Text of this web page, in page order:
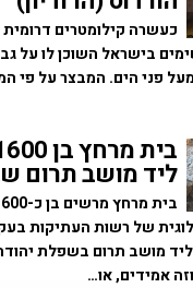
כעשרה קילומטרים דרומית
בישראל השוכן לו על
מעל פני הים. המבצר על פי
ליד מושב תרום
של רשות העתיקות
מושב תרום בשפלת
אמידים, או…